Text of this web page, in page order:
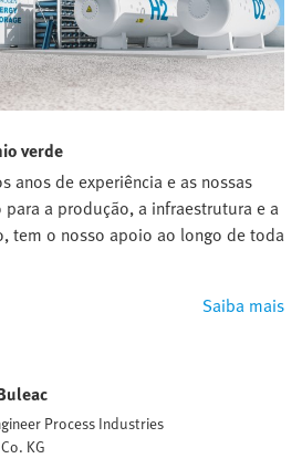
verde
anos de experiência e as nossas
a produção, a infraestrutura e a
tem o nosso apoio ao longo de toda
Saiba mais
Process Industries
KG